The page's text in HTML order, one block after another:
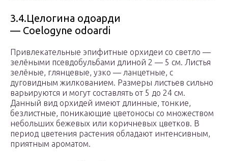
3.4.Целогина одоарди
— Coelogyne odoardi
Привлекательные эпифитные орхидеи со светло —
зелёными псевдобульбами длиной 2 — 5 см. Листья
зелёные, глянцевые, узко — ланцетные, с
дуговидным жилкованием. Размеры листьев сильно
варьируются и могут составлять от 5 до 24 см.
Данный вид орхидей имеют длинные, тонкие,
безлистные, поникающие цветоносы со множеством
небольших бежевых или коричневых цветков. В
период цветения растения обладают интенсивным,
приятным ароматом.